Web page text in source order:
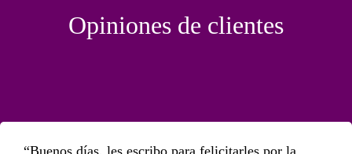
Opiniones de clientes
Buenos días, les escribo para felicitarles por la